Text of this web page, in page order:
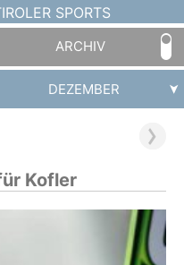
SPORTS
ARCHIV
DEZEMBER
Kofler